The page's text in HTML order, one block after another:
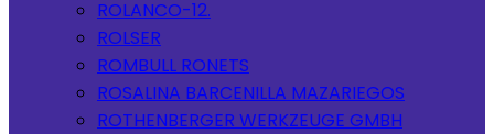
ROLANCO-12.
ROLSER
ROMBULL RONETS
ROSALINA BARCENILLA MAZARIEGOS
ROTHENBERGER WERKZEUGE GMBH